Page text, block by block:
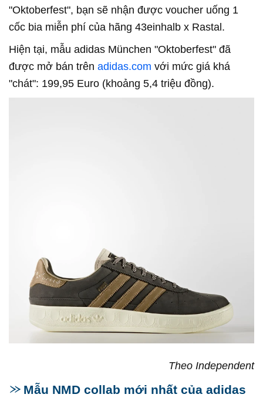
"Oktoberfest", bạn sẽ nhận được voucher uống 1
cốc bia miễn phí của hãng 43einhalb x Rastal.
Hiện tại, mẫu adidas München "Oktoberfest" đã
được mở bán trên adidas.com với mức giá khá
"chát": 199,95 Euro (khoảng 5,4 triệu đồng).
Theo Independent
Mẫu NMD collab mới nhất của adidas